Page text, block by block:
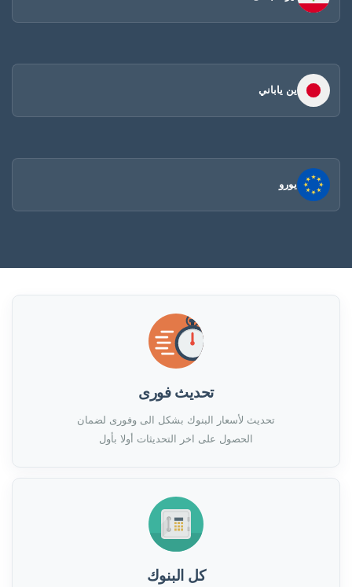
ين ياباني
يورو
تحديث فورى
تحديث لأسعار البنوك بشكل الى وفورى لضمان
الحصول على اخر التحديثات أولا بأول
كل البنوك